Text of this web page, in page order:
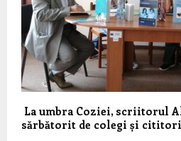
La umbra Coziei, scriitorul
sărbătorit de colegi și cititori